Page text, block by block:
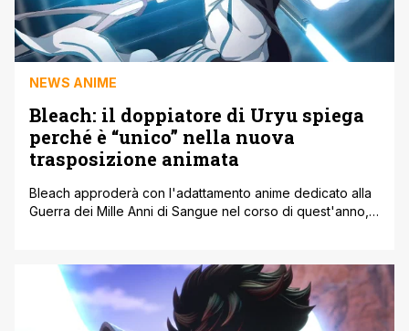
NEWS ANIME
Bleach: il doppiatore di Uryu spiega
perché è “unico” nella nuova
trasposizione animata
Bleach approderà con l'adattamento anime dedicato alla
Guerra dei Mille Anni di Sangue nel corso di quest'anno,
una presenza così unica e decisiva nella serie. Da anni
ormai il pubblico si sta chiedendo se e [']